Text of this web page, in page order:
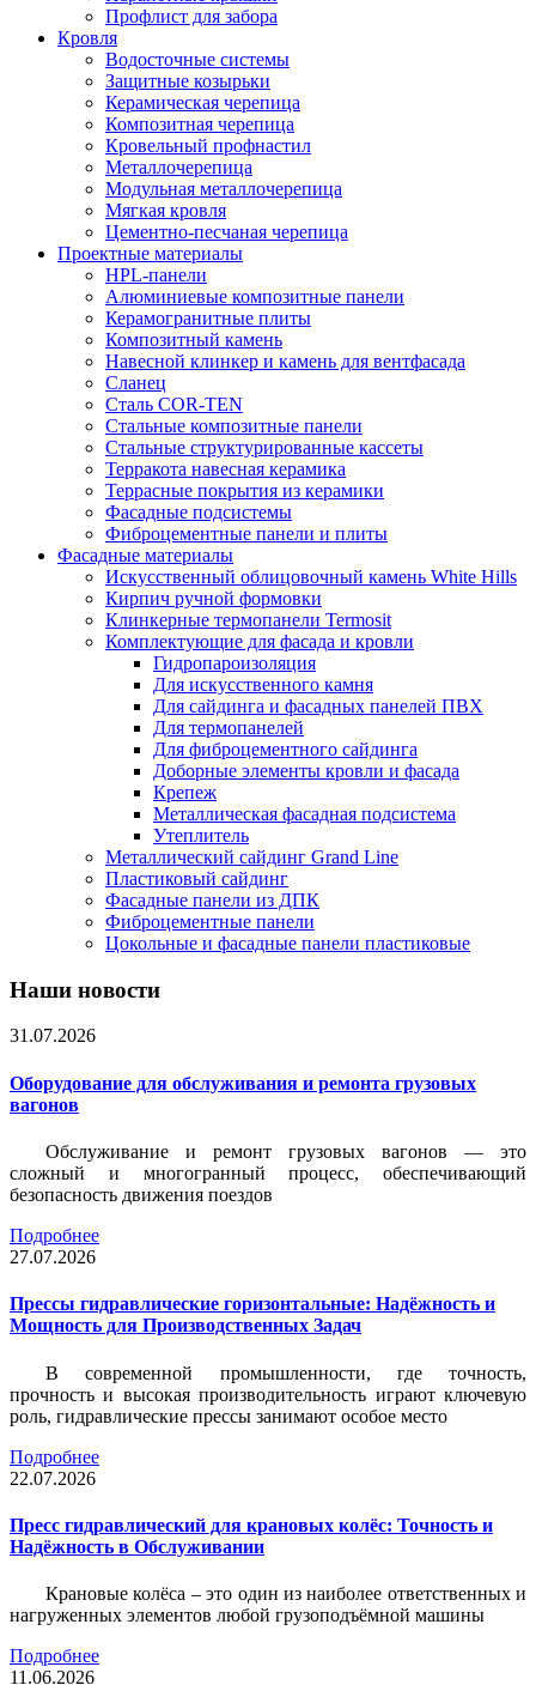
Профлист для забора
Кровля
Водосточные системы
Защитные козырьки
Керамическая черепица
Композитная черепица
Кровельный профнастил
Металлочерепица
Модульная металлочерепица
Мягкая кровля
Цементно-песчаная черепица
Проектные материалы
HPL-панели
Алюминиевые композитные панели
Керамогранитные плиты
Композитный камень
Навесной клинкер и камень для вентфасада
Сланец
Сталь COR-TEN
Стальные композитные панели
Стальные структурированные кассеты
Терракота навесная керамика
Террасные покрытия из керамики
Фасадные подсистемы
Фиброцементные панели и плиты
Фасадные материалы
Искусственный облицовочный камень White Hills
Кирпич ручной формовки
Клинкерные термопанели Termosit
Комплектующие для фасада и кровли
Гидропароизоляция
Для искусственного камня
Для сайдинга и фасадных панелей ПВХ
Для термопанелей
Для фиброцементного сайдинга
Доборные элементы кровли и фасада
Крепеж
Металлическая фасадная подсистема
Утеплитель
Металлический сайдинг Grand Line
Пластиковый сайдинг
Фасадные панели из ДПК
Фиброцементные панели
Цокольные и фасадные панели пластиковые
Наши новости
31.07.2026
Оборудование для обслуживания и ремонта грузовых
вагонов
Обслуживание и ремонт грузовых вагонов — это
сложный и многогранный процесс, обеспечивающий
безопасность движения поездов
Подробнее
27.07.2026
Прессы гидравлические горизонтальные: Надёжность и
Мощность для Производственных Задач
В современной промышленности, где точность,
прочность и высокая производительность играют ключевую
роль, гидравлические прессы занимают особое место
Подробнее
22.07.2026
Пресс гидравлический для крановых колёс: Точность и
Надёжность в Обслуживании
Крановые колёса – это один из наиболее ответственных и
нагруженных элементов любой грузоподъёмной машины
Подробнее
11.06.2026